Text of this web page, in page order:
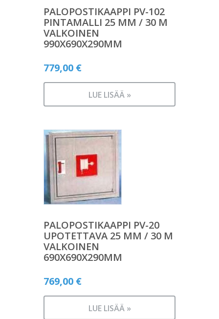
PALOPOSTIKAAPPI PV-102
PINTAMALLI 25 MM / 30 M
VALKOINEN
990X690X290MM
779,00 €
LUE LISÄÄ »
PALOPOSTIKAAPPI PV-20
UPOTETTAVA 25 MM / 30 M
VALKOINEN
690X690X290MM
769,00 €
LUE LISÄÄ »